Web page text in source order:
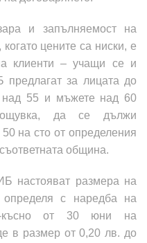
и запълняемост на
цените са ниски, е
клиенти – учащи се и
за лицата до
над 55 и мъжете над 60
да се дължи
на сто от определения
община.
настояват размера на
определя с наредба на
късно от 30 юни на
в размер от 0,20 лв. до